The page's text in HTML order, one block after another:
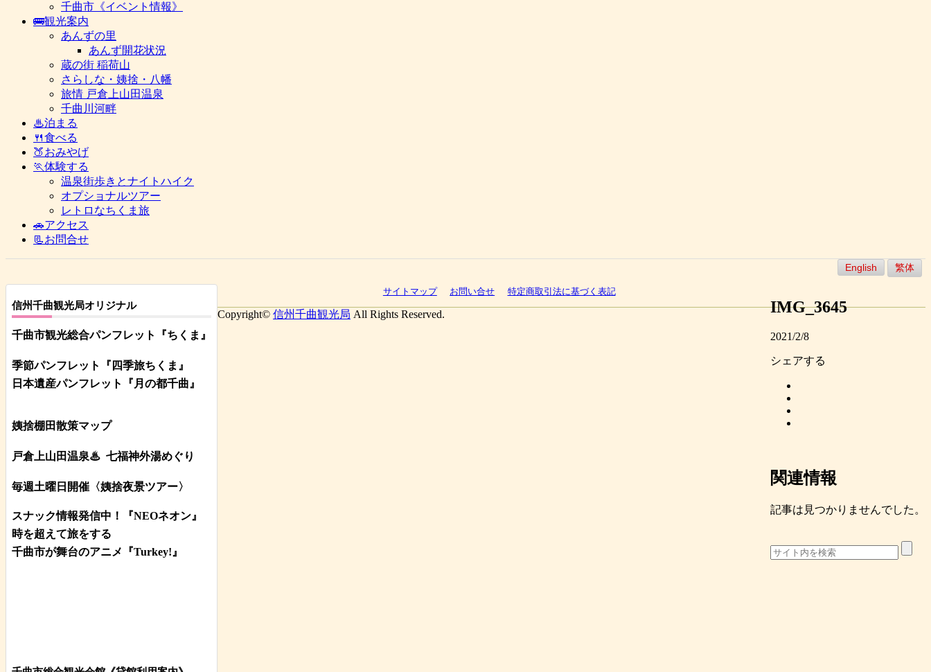
千曲市《イベント情報》
🚌観光案内
あんずの里
あんず開花状況
蔵の街 稲荷山
さらしな・姨捨・八幡
旅情 戸倉上山田温泉
千曲川河畔
♨泊まる
🍴食べる
🍑おみやげ
🏃体験する
温泉街歩きとナイトハイク
オプショナルツアー
レトロなちくま旅
🚗アクセス
📃お問合せ
English 繁体
IMG_3645
2021/2/8
シェアする
関連情報
記事は見つかりませんでした。
信州千曲観光局オリジナル
千曲市観光総合パンフレット 『ちくま』
季節パンフレット『四季旅ちくま』
日本遺産パンフレット
『月の都千曲』
姨捨棚田散策マップ
戸倉上山田温泉♨ 七福神外湯めぐり
毎週土曜日開催〈姨捨夜景ツアー〉
スナック情報発信中！『NEOネオン』
時を超えて旅をする
千曲市が舞台のアニメ『Turkey!』
サイトマップ お問い合せ 特定商取引法に基づく表記
Copyright© 信州千曲観光局 All Rights Reserved.